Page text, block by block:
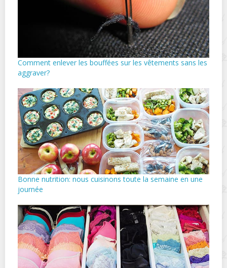
Comment enlever les bouffées sur les vêtements sans les
aggraver?
Bonne nutrition: nous cuisinons toute la semaine en une
journée